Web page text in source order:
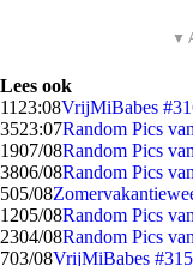
▼
Lees ook
11 23:08VrijMiBabes
3523:07Random Pics
1907/08Random Pics
3806/08Random Pics
505/08
1205/08Random Pics
2304/08Random Pics
703/08VrijMiBabes